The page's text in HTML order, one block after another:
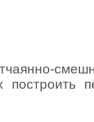
построить